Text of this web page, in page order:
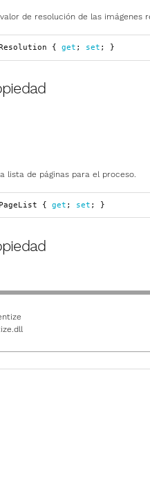
de resolución de las imágenes
{ get ; set ; }
lista de páginas para el proceso.
PageList { get ; set ; }